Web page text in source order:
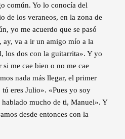
común. Yo lo conocía del
de los veraneos, en la zona de
yo me acuerdo que se pasó
ay, va a ir un amigo mío a la
los dos con la guitarrita». Y yo
me cae bien o no me cae
nada más llegar, el primer
eres Julio». «Pues yo soy
mucho de ti, Manuel». Y
desde entonces con la